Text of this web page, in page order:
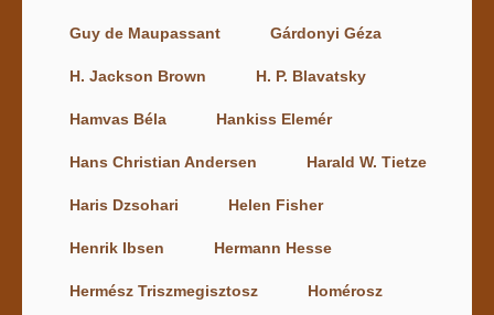
Guy de Maupassant Gárdonyi Géza
H. Jackson Brown H. P. Blavatsky
Hamvas Béla Hankiss Elemér
Hans Christian Andersen Harald W. Tietze
Haris Dzsohari Helen Fisher
Henrik Ibsen Hermann Hesse
Hermész Triszmegisztosz Homérosz